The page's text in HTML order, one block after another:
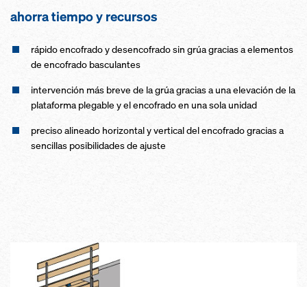
ahorra tiempo y recursos
rápido encofrado y desencofrado sin grúa gracias a elementos
de encofrado basculantes
intervención más breve de la grúa gracias a una elevación de la
plataforma plegable y el encofrado en una sola unidad
preciso alineado horizontal y vertical del encofrado gracias a
sencillas posibilidades de ajuste